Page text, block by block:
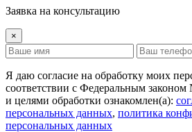
Заявка на консультацию
×
Я даю согласие на обработку моих
соответствии с Федеральным
и целями обработки ознакомлен(а):
персональных данных, политика
персональных данных